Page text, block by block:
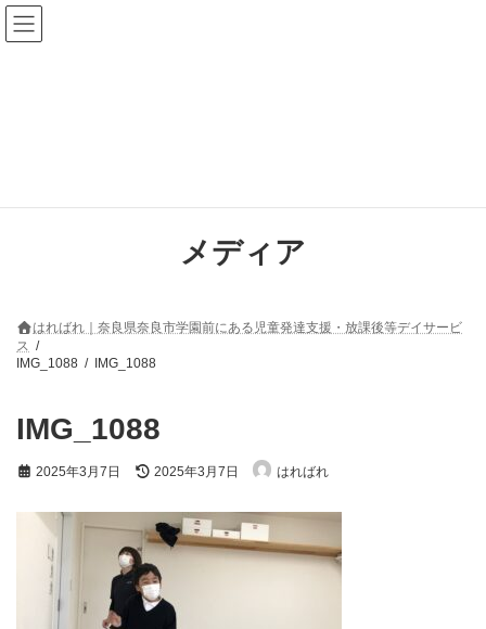
コ
ン
テ
ナ
ビ
ゲ
メディア
はればれ｜奈良県奈良市学園前にある児童発達支援・放課後等デイサービ
ス
IMG_1088
IMG_1088
IMG_1088
2025年3月7日
最
新
日
:
2025年3月7日 はればれ